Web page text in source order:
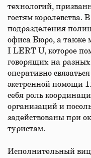
технологий,
гостям королевства.
подразделения
офиса Бюро, а также
I LERT U, которое
говорящих на
оперативно
экстренной помощи
себя роль
организаций и
задействованы при
туристам.
Исполнительный